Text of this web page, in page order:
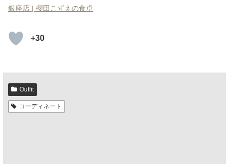
銀座店 | 櫻田こずえの食卓
+30
Outfit
コーディネート